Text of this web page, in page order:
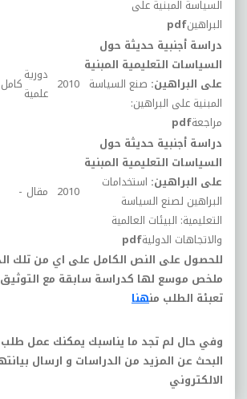
السياسة المبنية على
البراهينpdf
دراسة أجنبية حديثة حول
السياسات التعليمية المبنية
على البراهين: صنع السياسة
المبنية على البراهين:
مراجعةpdf
2010 دورية
علميةكامل
دراسة أجنبية حديثة حول
السياسات التعليمية المبنية
على البراهين: استخدامات
البراهين لصنع السياسة
التعليمية: البيئات العالمية
والاتجاهات الدوليةpdf
2010 مقال -
للحصول على النص الكامل على اي من تلك
ملخص موسع لها كدراسة سابقة مع
تعبئة الطلب منهنا
وفي حال لم تجد ما يناسبك يمكنك عمل
البحث عن المزيد من الدراسات و ارسال
الالكتروني